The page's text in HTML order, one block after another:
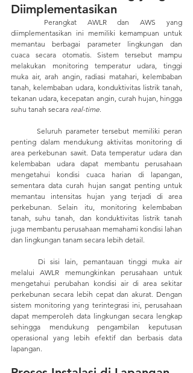
Diimplementasikan
diimplementasikan ini memiliki kemampuan untuk
memantau berbagai parameter lingkungan dan
cuaca secara otomatis. Sistem tersebut mampu
melakukan monitoring temperatur udara, tinggi
muka air, arah angin, radiasi matahari, kelembaban
tanah, kelembaban udara, konduktivitas listrik tanah,
tekanan udara, kecepatan angin, curah hujan, hingga
suhu tanah secara real-time.
penting dalam mendukung aktivitas monitoring di
area perkebunan sawit. Data temperatur udara dan
kelembaban udara dapat membantu perusahaan
mengetahui kondisi cuaca harian di lapangan,
sementara data curah hujan sangat penting untuk
memantau intensitas hujan yang terjadi di area
perkebunan. Selain itu, monitoring kelembaban
tanah, suhu tanah, dan konduktivitas listrik tanah
juga membantu perusahaan memahami kondisi lahan
dan lingkungan tanam secara lebih detail.
melalui AWLR memungkinkan perusahaan untuk
mengetahui perubahan kondisi air di area sekitar
perkebunan secara lebih cepat dan akurat. Dengan
sistem monitoring yang terintegrasi ini, perusahaan
dapat memperoleh data lingkungan secara lengkap
sehingga mendukung pengambilan keputusan
operasional yang lebih efektif dan berbasis data
lapangan.